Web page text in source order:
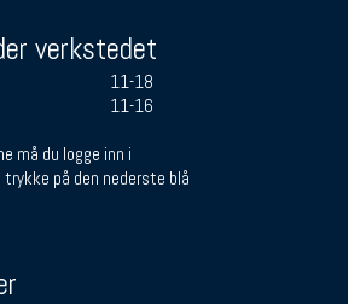
verkstedet
11-18
11-16
må du logge inn i
på den nederste blå